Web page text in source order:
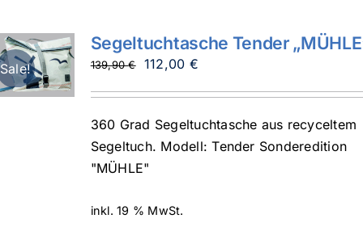
Sale!
Segeltuchtasche Tender
139,90€
Ursprünglicher
139,90 €
112,00 €Aktueller
112,00 €.
360 Grad Segeltuchtasche aus recyceltem
Segeltuch. Modell: Tender Sonderedition
"MÜHLE"
inkl. 19 % MwSt.